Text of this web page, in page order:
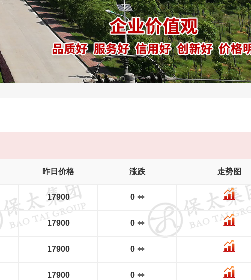
昨日价格 涨跌 走势图
17900 0
17900 0
17900 0
17900 0